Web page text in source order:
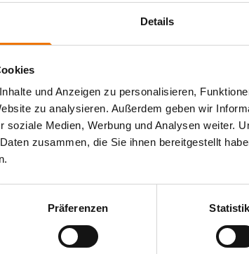
Details
und Anzeigen zu personalisieren,
zu analysieren. Außerdem geben wir
soziale Medien, Werbung und Analysen weiter.
zusammen, die Sie ihnen bereitgestellt
Präferenzen
eine Förderung durch die Arbeitsagentur
zur Teilnahme am
möglich falls eine Bescheinigung einer
1 der Schweißtechniker-Ausbildung in der
und gliedert sich modular in 3 Teile und
werden. Der ST Teil 3 kann auch als